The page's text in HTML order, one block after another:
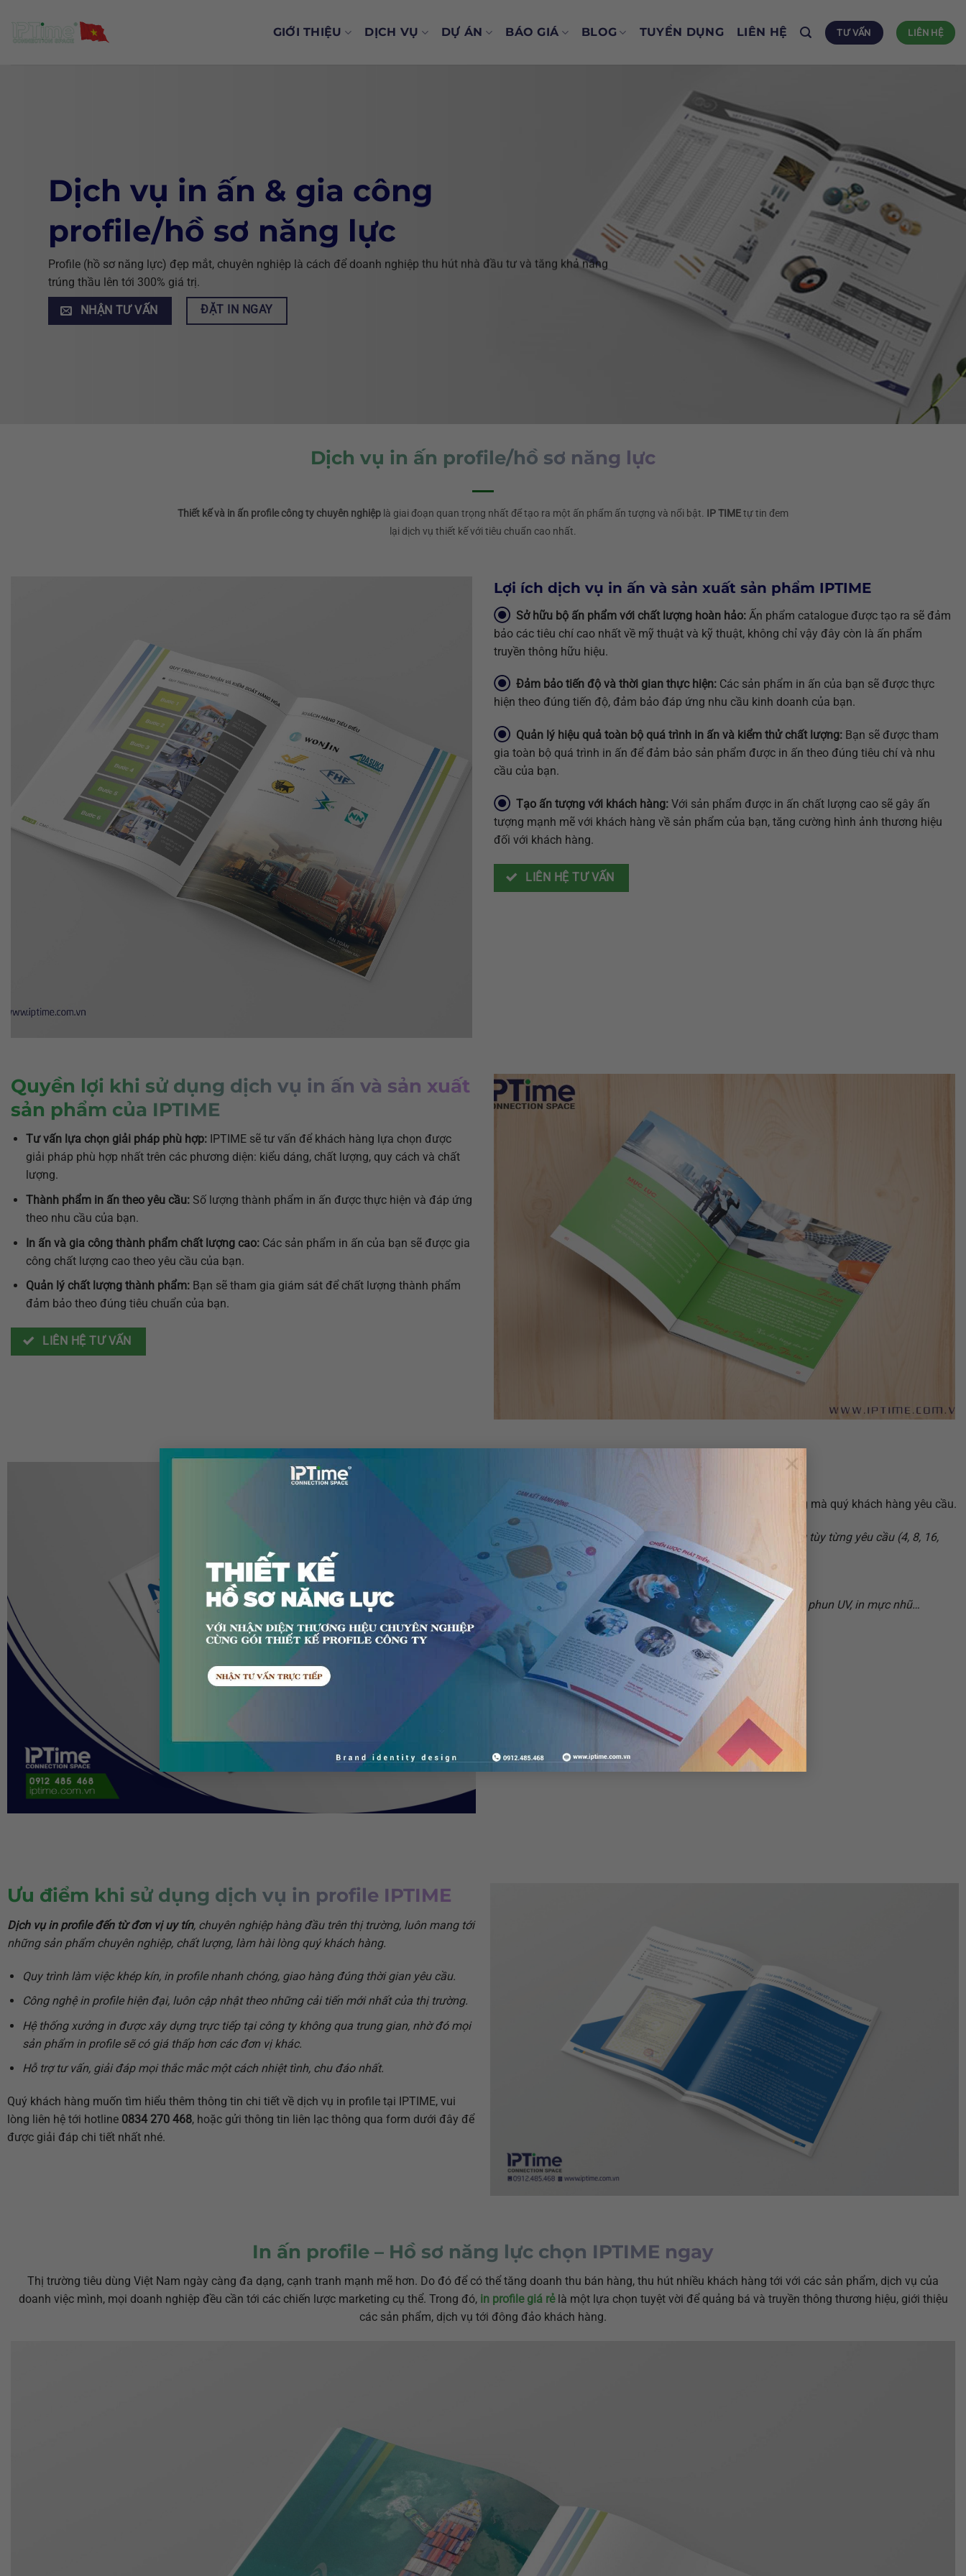
×
đến
GIỚI THIỆU DỊCH VỤ DỰ ÁN BÁO GIÁ BLOG TUYỂN DỤNG LIÊN HỆ TƯ VẤN LIÊN HỆ
Dịch vụ in ấn & gia công
profile/hồ sơ năng lực
Profile (hồ sơ năng lực) đẹp mắt, chuyên nghiệp là cách để doanh nghiệp thu hút nhà đầu tư và tăng khả năng
trúng thầu lên tới 300% giá trị.
NHẬN TƯ VẤN ĐẶT IN NGAY
Dịch vụ in ấn profile/hồ sơ năng lực
Thiết kế và in ấn profile công ty chuyên nghiệp là giai đoạn quan trọng nhất để tạo ra một ấn phẩm ấn tượng và nổi bật. IP TIMEtự tin đem
lại dịch vụ thiết kế với tiêu chuẩn cao nhất.
Lợi ích dịch vụ in ấn và sản xuất sản phẩm IPTIME
Sở hữu bộ ấn phẩm với chất lượng hoàn hảo: Ấn phẩm catalogue được tạo ra sẽ đảm
bảo các tiêu chí cao nhất về mỹ thuật và kỹ thuật, không chỉ vậy đây còn là ấn phẩm
truyền thông hữu hiệu.
Đảm bảo tiến độ và thời gian thực hiện: Các sản phẩm in ấn của bạn sẽ được thực
hiện theo đúng tiến độ, đảm bảo đáp ứng nhu cầu kinh doanh của bạn.
Quản lý hiệu quả toàn bộ quá trình in ấn và kiểm thử chất lượng: Bạn sẽ được tham
gia toàn bộ quá trình in ấn để đảm bảo sản phẩm được in ấn theo đúng tiêu chí và nhu
cầu của bạn.
Tạo ấn tượng với khách hàng: Với sản phẩm được in ấn chất lượng cao sẽ gây ấn
tượng mạnh mẽ với khách hàng về sản phẩm của bạn, tăng cường hình ảnh thương hiệu
đối với khách hàng.
LIÊN HỆ TƯ VẤN
Quyền lợi khi sử dụng dịch vụ in ấn và sản xuất
sản phẩm của IPTIME
Tư vấn lựa chọn giải pháp phù hợp:IPTIME sẽ tư vấn để khách hàng lựa chọn được
giải pháp phù hợp nhất trên các phương diện: kiểu dáng, chất lượng, quy cách và chất
lượng.
Thành phẩm in ấn theo yêu cầu:Số lượng thành phẩm in ấn được thực hiện và đáp ứng
theo nhu cầu của bạn.
In ấn và gia công thành phẩm chất lượng cao: Các sản phẩm in ấn của bạn sẽ được gia
công chất lượng cao theo yêu cầu của bạn.
Quản lý chất lượng thành phẩm:Bạn sẽ tham gia giám sát để chất lượng thành phẩm
đảm bảo theo đúng tiêu chuẩn của bạn.
LIÊN HỆ TƯ VẤN
Quy trình in profile tại IPTIME
Cácsản phẩm in profile được in theo nhiều mẫu mã, kiểu dáng mà quý khách hàng yêu cầu.
Kích thước in profile: in profile theo dạng quyển với số trang tùy từng yêu cầu (4, 8, 16,
24…), kích thước 15 x 20 cm, 20 x 30 cm…
Định lượng giấy in profile: 200 – 300 gsm.
Gia công sau in profile: cán mang, ép nhũ, bế khuôn, bế nổi, phun UV, in mực nhũ…
Ưu điểm khi sử dụng dịch vụ in profile IPTIME
Dịch vụ in profile đến từ đơn vị uy tín, chuyên nghiệp hàng đầu trên thị trường, luôn mang tới
những sản phẩm chuyên nghiệp, chất lượng, làm hài lòng quý khách hàng.
Quy trình làm việc khép kín, in profile nhanh chóng, giao hàng đúng thời gian yêu cầu.
Công nghệ in profile hiện đại, luôn cập nhật theo những cải tiến mới nhất của thị trường.
Hệ thống xưởng in được xây dựng trực tiếp tại công ty không qua trung gian, nhờ đó mọi
sản phẩm in profile sẽ có giá thấp hơn các đơn vị khác.
Hỗ trợ tư vấn, giải đáp mọi thắc mắc một cách nhiệt tình, chu đáo nhất.
Quý khách hàng muốn tìm hiểu thêm thông tin chi tiết về dịch vụ in profile tại IPTIME, vui
lòng liên hệ tới hotline 0834 270 468, hoặc gửi thông tin liên lạc thông qua form dưới đây để
được giải đáp chi tiết nhất nhé.
In ấn profile – Hồ sơ năng lực chọn IPTIME ngay
Thị trường tiêu dùng Việt Nam ngày càng đa dạng, cạnh tranh mạnh mẽ hơn. Do đó để có thể tăng doanh thu bán hàng, thu hút nhiều khách hàng tới với các sản phẩm, dịch vụ của
doanh việc mình, mọi doanh nghiệp đều cần tới các chiến lược marketing cụ thể. Trong đó, in profile giá rẻlà một lựa chọn tuyệt vời để quảng bá và truyền thông thương hiệu, giới thiệu
các sản phẩm, dịch vụ tới đông đảo khách hàng.